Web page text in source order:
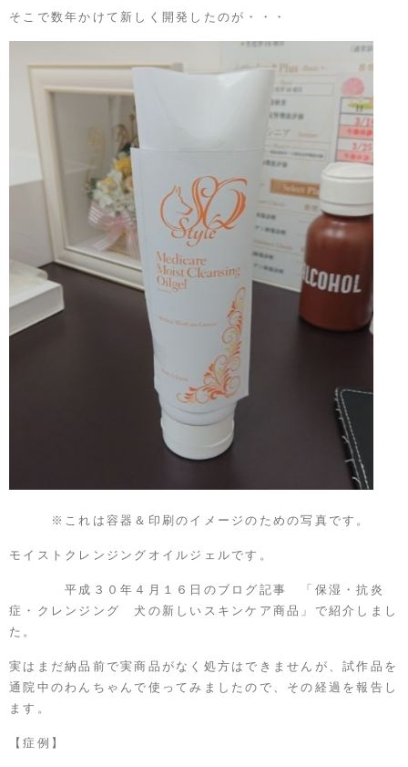
そこで数年かけて新しく開発したのが・・・
※これは容器＆印刷のイメージのための写真です。
モイストクレンジングオイルジェルです。
平成３０年４月１６日のブログ記事 「 保湿・抗炎
症・クレンジング 犬の新しいスキンケア商品 」で紹介しまし
た。
実はまだ納品前で実商品がなく処方はできませんが、試作品を
通院中のわんちゃんで使ってみましたので、その経過を報告し
ます。
【症例】